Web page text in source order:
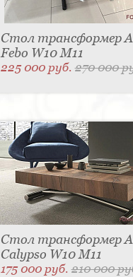
Стол трансформер
Febo W10 M11
225 000 руб.270 000
Стол трансформер
Calypso W10 M11
175 000 руб.210 000